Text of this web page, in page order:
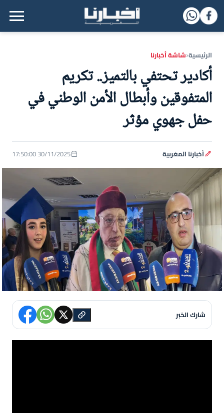
القائمة الرئيسية
الرئيسية‹شاشة أخبارنا
أكادير تحتفي بالتميز.. تكريم
المتفوقين وأبطال الأمن الوطني في
حفل جهوي مؤثر
أخبارنا المغربية 30/11/2025 17:50:00
شارك الخبر